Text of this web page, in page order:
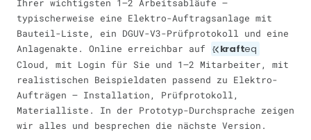
Ihrer wichtigsten 1–2 Arbeitsabläufe —
typischerweise eine Elektro-Auftragsanlage mit
Bauteil-Liste, ein DGUV-V3-Prüfprotokoll und eine
Anlagenakte. Online erreichbar auf
krafteq
Cloud, mit Login für Sie und 1–2 Mitarbeiter, mit
realistischen Beispieldaten passend zu Elektro-
Aufträgen — Installation, Prüfprotokoll,
Materialliste. In der Prototyp-Durchsprache zeigen
wir alles und besprechen die nächste Version.